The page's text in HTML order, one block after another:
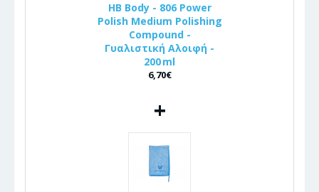
HB Body - 806 Power
Polish Medium Polishing
Compound -
Γυαλιστική Αλοιφή -
200 ml
6,70€
+